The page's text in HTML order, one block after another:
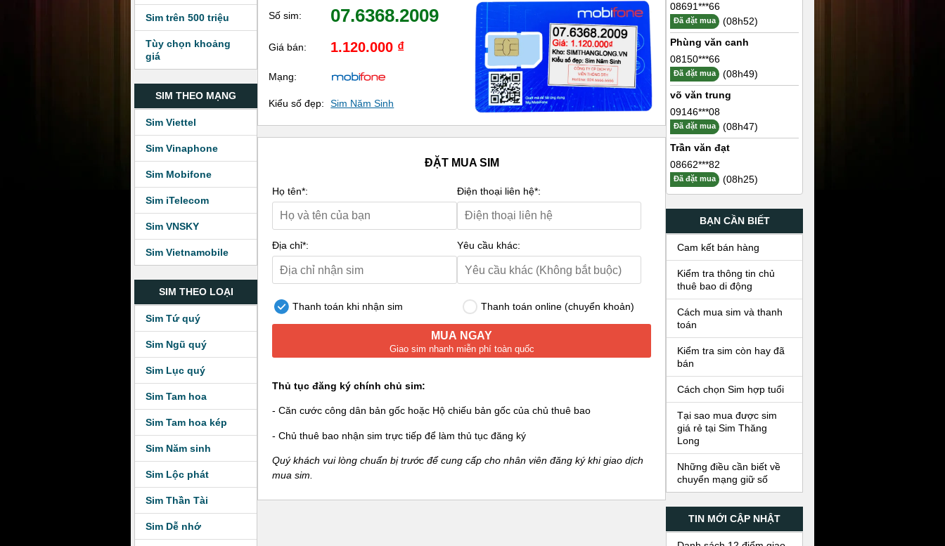
Sim trên 500 triệu
Tùy chọn khoảng
giá
SIM THEO MẠNG
Sim Viettel
Sim Vinaphone
Sim Mobifone
Sim iTelecom
Sim VNSKY
Sim Vietnamobile
SIM THEO LOẠI
Sim Tứ quý
Sim Ngũ quý
Sim Lục quý
Sim Tam hoa
Sim Tam hoa kép
Sim Năm sinh
Sim Lộc phát
Sim Thần Tài
Sim Dễ nhớ
Số sim: 07.6368.2009
Giá bán: 1.120.000 ₫
Mạng:
Kiểu số đẹp: Sim Năm Sinh
ĐẶT MUA SIM
Họ tên*: Điện thoại liên hệ*:
Địa chỉ*: Yêu cầu khác:
Thanh toán khi nhận sim Thanh toán online (chuyển khoản)
MUA NGAY
Giao sim nhanh miễn phí toàn quốc
Thủ tục đăng ký chính chủ sim:
- Căn cước công dân bản gốc hoặc Hộ chiếu bản gốc của chủ thuê bao
- Chủ thuê bao nhận sim trực tiếp để làm thủ tục đăng ký
Quý khách vui lòng chuẩn bị trước để cung cấp cho nhân viên đăng ký khi giao dịch
mua sim.
08691***66
Đã đặt mua
(08h52)
Phùng văn canh
08150***66
Đã đặt mua
(08h49)
võ văn trung
09146***08
Đã đặt mua
(08h47)
Trần văn đạt
08662***82
Đã đặt mua (08h25)
BẠN CẦN BIẾT
Cam kết bán hàng
Kiểm tra thông tin chủ
thuê bao di động
Cách mua sim và thanh
toán
Kiểm tra sim còn hay đã
bán
Cách chọn Sim hợp tuổi
Tại sao mua được sim
giá rẻ tại Sim Thăng
Long
Những điều cần biết về
chuyển mạng giữ số
TIN MỚI CẬP NHẬT